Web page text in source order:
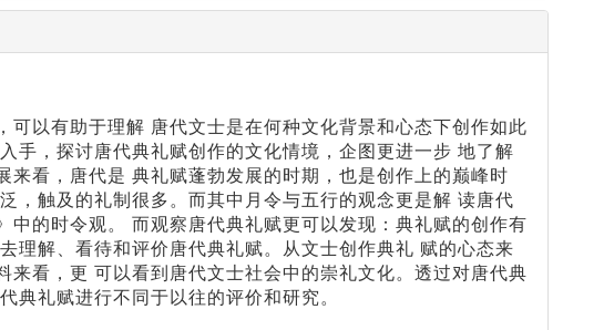
以有助于理解 唐代文士是在何种文化背景和心态下创作如此
手，探讨唐代典礼赋创作的文化情境，企图更进一步 地了解
看，唐代是 典礼赋蓬勃发展的时期，也是创作上的巅峰时
，触及的礼制很多。而其中月令与五行的观念更是解 读唐代
的时令观。 而观察唐代典礼赋更可以发现：典礼赋的创作有
理解、看待和评价唐代典礼赋。从文士创作典礼 赋的心态来
看，更 可以看到唐代文士社会中的崇礼文化。透过对唐代典
典礼赋进行不同于以往的评价和研究。